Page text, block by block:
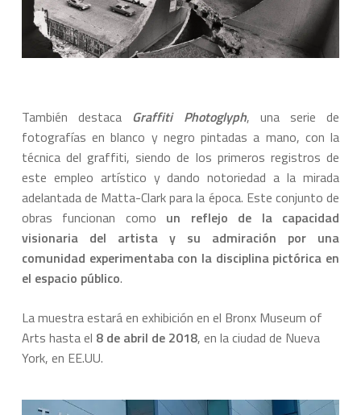
También destaca Graffiti Photoglyph, una serie de
fotografías en blanco y negro pintadas a mano, con la
técnica del graffiti, siendo de los primeros registros de
este empleo artístico y dando notoriedad a la mirada
adelantada de Matta-Clark para la época. Este conjunto de
obras funcionan como un reflejo de la capacidad
visionaria del artista y su admiración por una
comunidad experimentaba con la disciplina pictórica en
el espacio público.
La muestra estará en exhibición en el Bronx Museum of
Arts hasta el 8 de abril de 2018, en la ciudad de Nueva
York, en EE.UU.